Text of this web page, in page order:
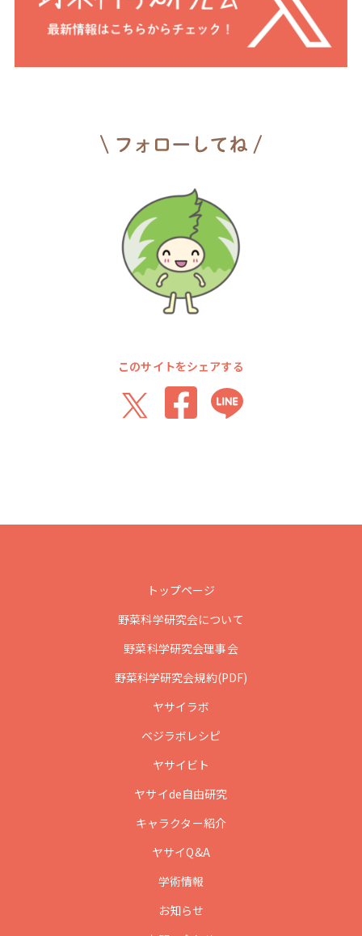
このサイトをシェアする
トップページ
野菜科学研究会について
野菜科学研究会理事会
野菜科学研究会規約(PDF)
ヤサイラボ
ベジラボレシピ
ヤサイビト
ヤサイde自由研究
キャラクター紹介
ヤサイQ&A
学術情報
お知らせ